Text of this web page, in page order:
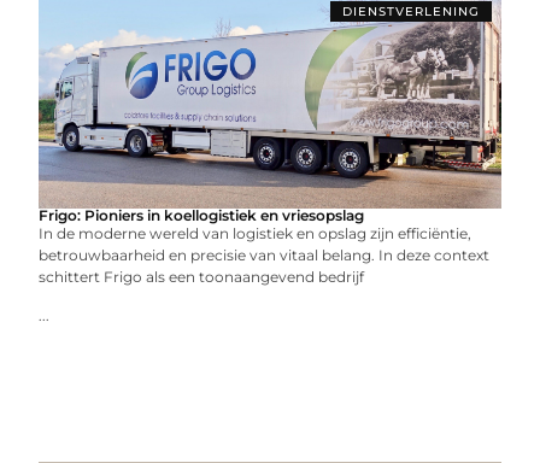
DIENSTVERLENING
Frigo: Pioniers in koellogistiek en vriesopslag
In de moderne wereld van logistiek en opslag zijn efficiëntie,
betrouwbaarheid en precisie van vitaal belang. In deze context
schittert Frigo als een toonaangevend bedrijf
...